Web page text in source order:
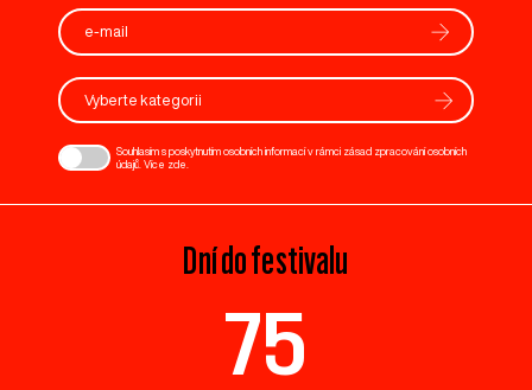
Vyberte kategorii
Souhlasím s poskytnutím osobních informací v rámci zásad zpracování osobních
údajů. Více zde
Dní do festivalu
75